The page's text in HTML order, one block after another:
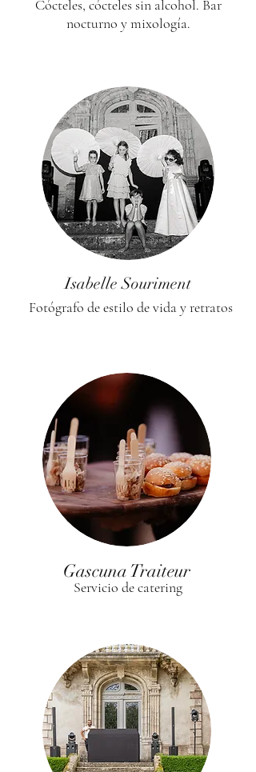
Cócteles, cócteles sin alcohol. Bar
nocturno y mixología.
Isabelle Souriment
Fotógrafo de estilo de vida y retratos
Gascuna Traiteur
Servicio de catering